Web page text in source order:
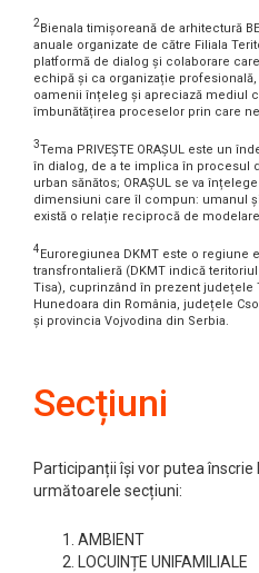
2Bienala timișoreană de arhitectură
anuale organizate de către Filiala
platformă de dialog și colaborare
echipă și ca organizație
oamenii înțeleg și apreciază mediul
îmbunătățirea proceselor prin care
3Tema PRIVEȘTE ORAȘUL este un
în dialog, de a te implica în procesul
urban sănătos; ORAȘUL se va
dimensiuni care îl compun: umanul
există o relație reciprocă de
4Euroregiunea DKMT este o regiune
transfrontalieră (DKMT indică
Tisa), cuprinzând în prezent județele
Hunedoara din România, județele
și provincia Vojvodina din Serbia.
Secțiuni
Participanții își vor putea înscrie
următoarele secțiuni:
AMBIENT
LOCUINȚE UNIFAMILIALE